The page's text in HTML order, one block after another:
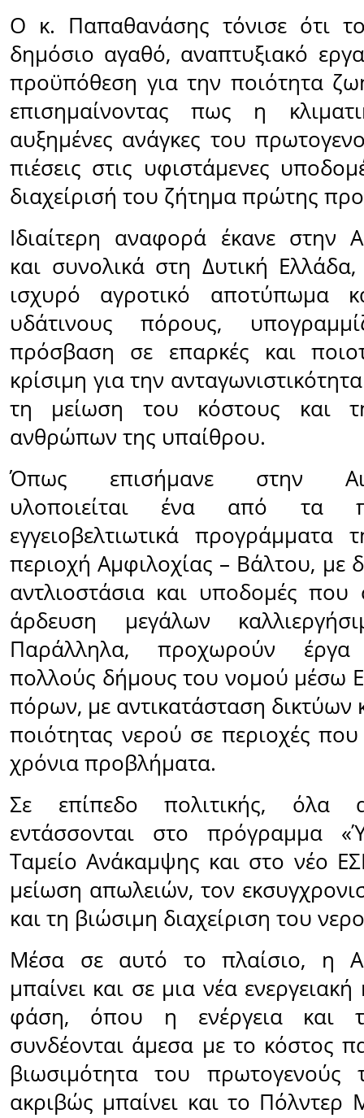
Ο κ. Παπαθανάσης τόνισε ότι
δημόσιο αγαθό, αναπτυξιακό
προϋπόθεση για την ποιότητα
επισημαίνοντας πως η
αυξημένες ανάγκες του
πιέσεις στις υφιστάμενες
διαχείρισή του ζήτημα πρώτης
Ιδιαίτερη αναφορά έκανε στην
και συνολικά στη Δυτική
ισχυρό αγροτικό αποτύπωμα
υδάτινους πόρους,
πρόσβαση σε επαρκές και
κρίσιμη για την
τη μείωση του κόστους και
ανθρώπων της υπαίθρου.
Όπως επισήμανε στην
υλοποιείται ένα από τα
εγγειοβελτιωτικά
περιοχή Αμφιλοχίας – Βάλτου, με
αντλιοστάσια και υποδομές που
άρδευση μεγάλων
Παράλληλα, προχωρούν
πολλούς δήμους του νομού μέσω
πόρων, με αντικατάσταση δικτύων
ποιότητας νερού σε περιοχές που
χρόνια προβλήματα.
Σε επίπεδο πολιτικής, όλα
εντάσσονται στο πρόγραμμα
Ταμείο Ανάκαμψης και στο νέο
μείωση απωλειών, τον
και τη βιώσιμη διαχείριση του
Μέσα σε αυτό το πλαίσιο, η
μπαίνει και σε μια νέα
φάση, όπου η ενέργεια και
συνδέονται άμεσα με το κόστος
βιωσιμότητα του πρωτογενούς
ακριβώς μπαίνει και το Πόλντερ